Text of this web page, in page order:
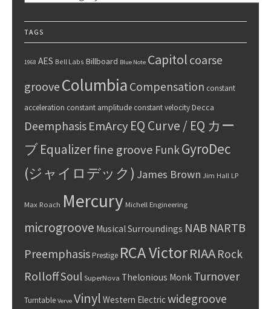
TAGS
1968 AES Bell Labs Billboard Blue Note Capitol coarse
groove Columbia Compensation constant
acceleration constant amplitude constant velocityDecca
Deemphasis EmArcyEQ Curve / EQ カー
ブEqualizerfine groove Funk GyroDec
(ジャイロデック) James Brown Jim Hall LP
Max Roach Mercury Michell Engineering
microgroove Musical Surroundings NAB NARTB
PreemphasisPrestige RCA VictorRIAA Rock
RolloffSoul SuperNova Thelonious Monk Turnover
Turntable Verve Vinyl Western Electricwidegroove